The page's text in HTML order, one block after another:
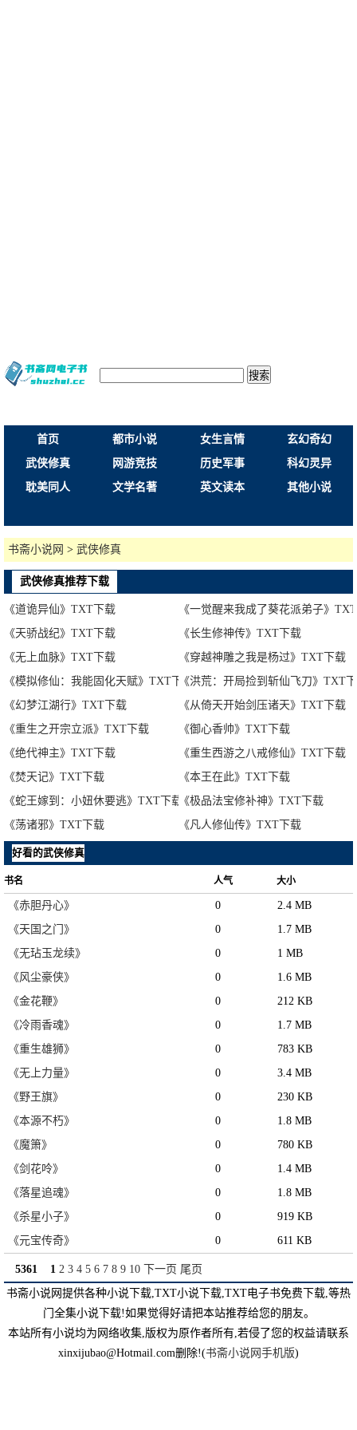
搜索
首页 都市小说 女生言情
玄幻奇幻
武侠修真
网游竞技 历史军事
科幻灵异
耽美同人
文学名著 英文读本 其他小说
书斋小说网 > 武侠修真
武侠修真推荐下载
《道诡异仙》TXT下载
《一觉醒来我成了葵花派弟子》
《天骄战纪》TXT下载
《长生修神传》TXT下载
《无上血脉》TXT下载
《穿越神雕之我是杨过》TXT下载
《模拟修仙：我能固化天赋》TXT下载《洪荒：开局捡到斩仙飞刀》TXT
《幻梦江湖行》TXT下载
《从倚天开始剑压诸天》TXT下载
《重生之开宗立派》TXT下载
《御心香帅》TXT下载
《绝代神主》TXT下载
《重生西游之八戒修仙》TXT下载
《焚天记》TXT下载
《本王在此》TXT下载
《蛇王嫁到：小妞休要逃》TXT下载 《极品法宝修补神》TXT下载
《荡诸邪》TXT下载
《凡人修仙传》TXT下载
好看的武侠修真
书名 人气 大小
《赤胆丹心》 0
2.4 MB
《天国之门》
0
1.7 MB
《无玷玉龙续》
0
1 MB
《风尘豪侠》
0
1.6 MB
《金花鞭》
0
212 KB
《冷雨香魂》
0
1.7 MB
《重生雄狮》
0
783 KB
《无上力量》
0
3.4 MB
《野王旗》
0
230 KB
《本源不朽》
0
1.8 MB
《魔箫》
0
780 KB
《剑花呤》
0
1.4 MB
《落星追魂》
0
1.8 MB
《杀星小子》
0
919 KB
《元宝传奇》
0 611 KB
5361 1 2 3 4 5 6 7 8 9 10 下一页 尾页
书斋小说网提供各种小说下载,TXT小说下载,TXT电子书免费下载,等热
门全集小说下载!如果觉得好请把本站推荐给您的朋友。
本站所有小说均为网络收集,版权为原作者所有,若侵了您的权益请联系
xinxijubao@Hotmail.com删除!(书斋小说网手机版)